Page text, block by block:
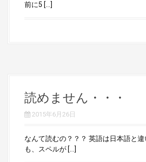
前に5 […]
読めません・・・
2015年6月26日
なんて読むの？？？ 英語は日本語と
も、スペルが […]